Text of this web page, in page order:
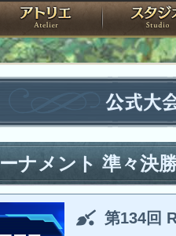
ーレット アトリエ
公式大
ナメント 準々決
第134回